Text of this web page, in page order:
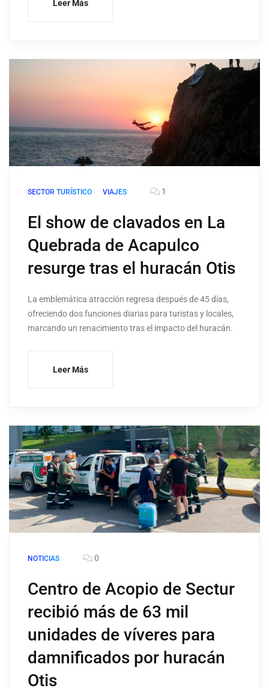
Leer Más
SECTOR TURÍSTICO VIAJES 1
El show de clavados en La
Quebrada de Acapulco
resurge tras el huracán Otis
La emblemática atracción regresa después de 45 días,
ofreciendo dos funciones diarias para turistas y locales,
marcando un renacimiento tras el impacto del huracán.
Leer Más
NOTICIAS 0
Centro de Acopio de Sectur
recibió más de 63 mil
unidades de víveres para
damnificados por huracán
Otis